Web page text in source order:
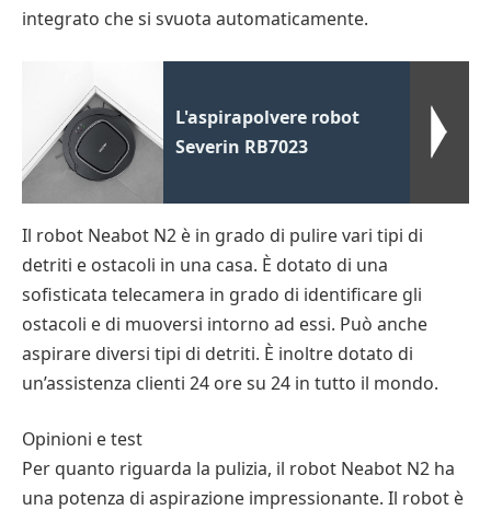
integrato che si svuota automaticamente.
L'aspirapolvere robot
Severin RB7023
Il robot Neabot N2 è in grado di pulire vari tipi di
detriti e ostacoli in una casa. È dotato di una
sofisticata telecamera in grado di identificare gli
ostacoli e di muoversi intorno ad essi. Può anche
aspirare diversi tipi di detriti. È inoltre dotato di
un’assistenza clienti 24 ore su 24 in tutto il mondo.
Opinioni e test
Per quanto riguarda la pulizia, il robot Neabot N2 ha
una potenza di aspirazione impressionante. Il robot è